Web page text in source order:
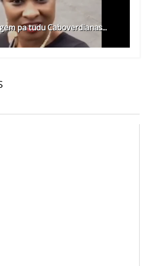
pa tudu Caboverdianas...